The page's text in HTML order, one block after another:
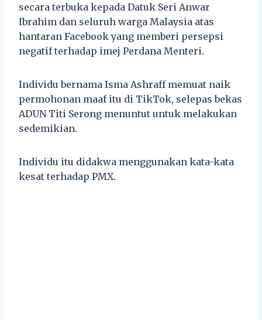
secara terbuka kepada Datuk Seri Anwar
Ibrahim dan seluruh warga Malaysia atas
hantaran Facebook yang memberi persepsi
negatif terhadap imej Perdana Menteri.
Individu bernama Isma Ashraff memuat naik
permohonan maaf itu di TikTok, selepas bekas
ADUN Titi Serong menuntut untuk melakukan
sedemikian.
Individu itu didakwa menggunakan kata-kata
kesat terhadap PMX.